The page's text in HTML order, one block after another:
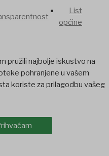
List
općine
pružili najbolje iskustvo na
pohranjene u vašem
koriste za prilagodbu vašeg